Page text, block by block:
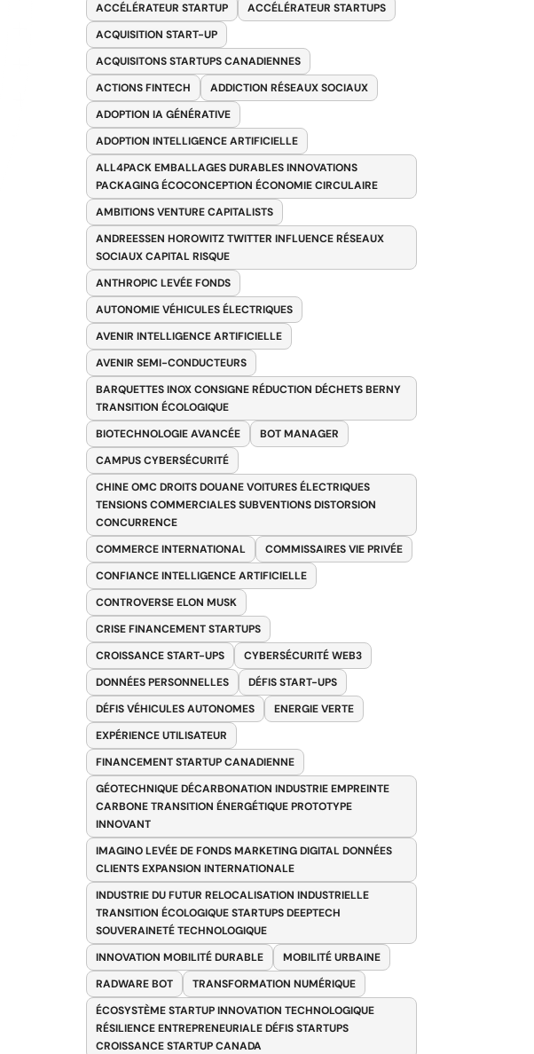
ACCÉLÉRATEUR STARTUP
ACCÉLÉRATEUR STARTUPS
ACQUISITION START-UP
ACQUISITONS STARTUPS CANADIENNES
ACTIONS FINTECH
ADDICTION RÉSEAUX SOCIAUX
ADOPTION IA GÉNÉRATIVE
ADOPTION INTELLIGENCE ARTIFICIELLE
ALL4PACK EMBALLAGES DURABLES INNOVATIONS
PACKAGING ÉCOCONCEPTION ÉCONOMIE CIRCULAIRE
AMBITIONS VENTURE CAPITALISTS
ANDREESSEN HOROWITZ TWITTER INFLUENCE RÉSEAUX
SOCIAUX CAPITAL RISQUE
ANTHROPIC LEVÉE FONDS
AUTONOMIE VÉHICULES ÉLECTRIQUES
AVENIR INTELLIGENCE ARTIFICIELLE
AVENIR SEMI-CONDUCTEURS
BARQUETTES INOX CONSIGNE RÉDUCTION DÉCHETS BERNY
TRANSITION ÉCOLOGIQUE
BIOTECHNOLOGIE AVANCÉE
BOT MANAGER
CAMPUS CYBERSÉCURITÉ
CHINE OMC DROITS DOUANE VOITURES ÉLECTRIQUES
TENSIONS COMMERCIALES SUBVENTIONS DISTORSION
CONCURRENCE
COMMERCE INTERNATIONAL
COMMISSAIRES VIE PRIVÉE
CONFIANCE INTELLIGENCE ARTIFICIELLE
CONTROVERSE ELON MUSK
CRISE FINANCEMENT STARTUPS
CROISSANCE START-UPS
CYBERSÉCURITÉ WEB3
DONNÉES PERSONNELLES
DÉFIS START-UPS
DÉFIS VÉHICULES AUTONOMES
ENERGIE VERTE
EXPÉRIENCE UTILISATEUR
FINANCEMENT STARTUP CANADIENNE
GÉOTECHNIQUE DÉCARBONATION INDUSTRIE EMPREINTE
CARBONE TRANSITION ÉNERGÉTIQUE PROTOTYPE
INNOVANT
IMAGINO LEVÉE DE FONDS MARKETING DIGITAL DONNÉES
CLIENTS EXPANSION INTERNATIONALE
INDUSTRIE DU FUTUR RELOCALISATION INDUSTRIELLE
TRANSITION ÉCOLOGIQUE STARTUPS DEEPTECH
SOUVERAINETÉ TECHNOLOGIQUE
INNOVATION MOBILITÉ DURABLE
MOBILITÉ URBAINE
RADWARE BOT
TRANSFORMATION NUMÉRIQUE
ÉCOSYSTÈME STARTUP INNOVATION TECHNOLOGIQUE
RÉSILIENCE ENTREPRENEURIALE DÉFIS STARTUPS
CROISSANCE STARTUP CANADA